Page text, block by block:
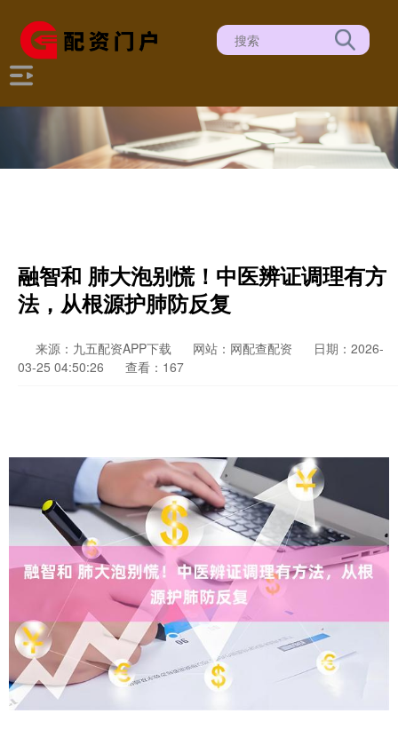
融智和 肺大泡别慌！中医辨证调理有方
法，从根源护肺防反复
来源：九五配资APP下载 网站：网配查配资
日期：2026-
03-25 04:50:26
查看：167